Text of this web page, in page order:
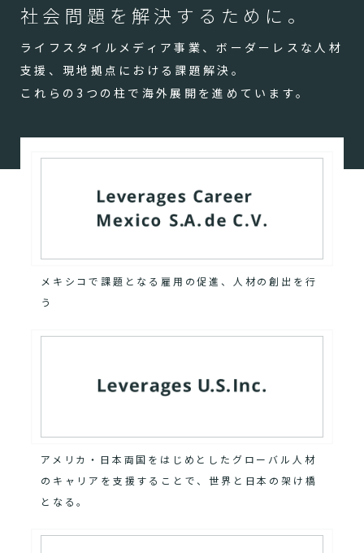
社会問題を解決するために。
ライフスタイルメディア事業、ボーダーレスな人材
支援、現地拠点における課題解決。
これらの3つの柱で海外展開を進めています。
メキシコで課題となる雇用の促進、人材の創出を行
う
アメリカ・日本両国をはじめとしたグローバル人材
のキャリアを支援することで、世界と日本の架け橋
となる。